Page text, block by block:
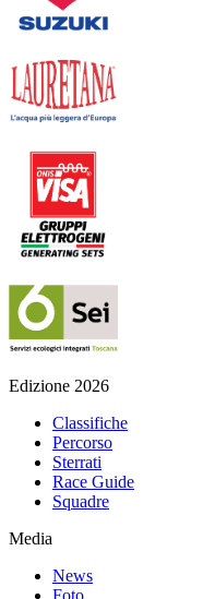
Edizione 2026
Classifiche
Percorso
Sterrati
Race Guide
Squadre
Media
News
Foto